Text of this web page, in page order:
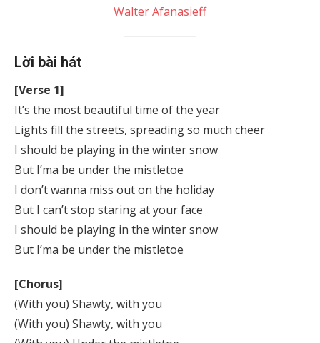
Walter Afanasieff
Lời bài hát
[Verse 1]
It’s the most beautiful time of the year
Lights fill the streets, spreading so much cheer
I should be playing in the winter snow
But I’ma be under the mistletoe
I don’t wanna miss out on the holiday
But I can’t stop staring at your face
I should be playing in the winter snow
But I’ma be under the mistletoe
[Chorus]
(With you) Shawty, with you
(With you) Shawty, with you